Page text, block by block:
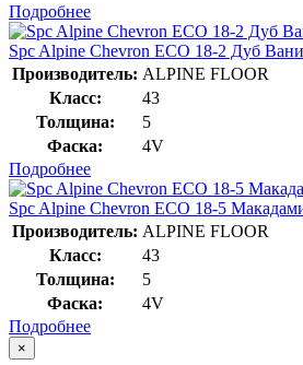
Подробнее
Spc Alpine Chevron ECO 18-2 Дуб
Производитель: ALPINE FLOOR
Класс:
43
Толщина:
5
Фаска:
4V
Подробнее
Spc Alpine Chevron ECO 18-5
Производитель: ALPINE FLOOR
Класс:
43
Толщина:
5
Фаска:
4V
Подробнее
×